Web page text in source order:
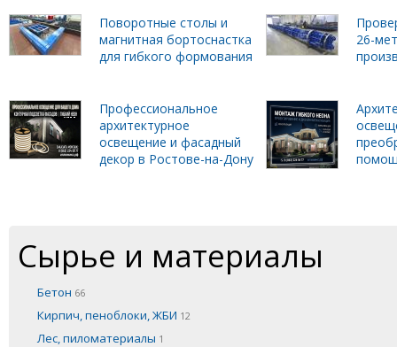
Поворотные столы и
магнитная бортоснастка
для гибкого формования
26-
Профессиональное
архитектурное
освещение и фасадный
декор в Ростове-на-Дону
Сырье и материалы
Бетон 66
Кирпич, пеноблоки, ЖБИ 12
Лес, пиломатериалы 1